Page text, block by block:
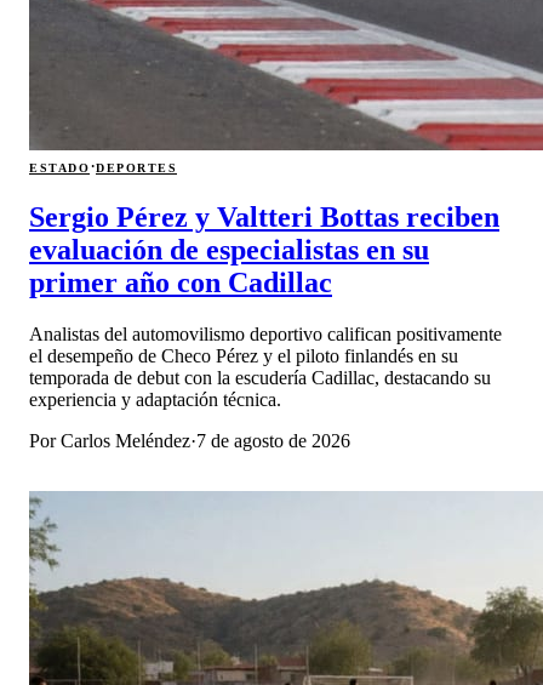
ESTADO·DEPORTES
Sergio Pérez y Valtteri Bottas reciben
evaluación de especialistas en su
primer año con Cadillac
Analistas del automovilismo deportivo califican positivamente
el desempeño de Checo Pérez y el piloto finlandés en su
temporada de debut con la escudería Cadillac, destacando su
experiencia y adaptación técnica.
PorCarlos Meléndez·7 de agosto de 2026